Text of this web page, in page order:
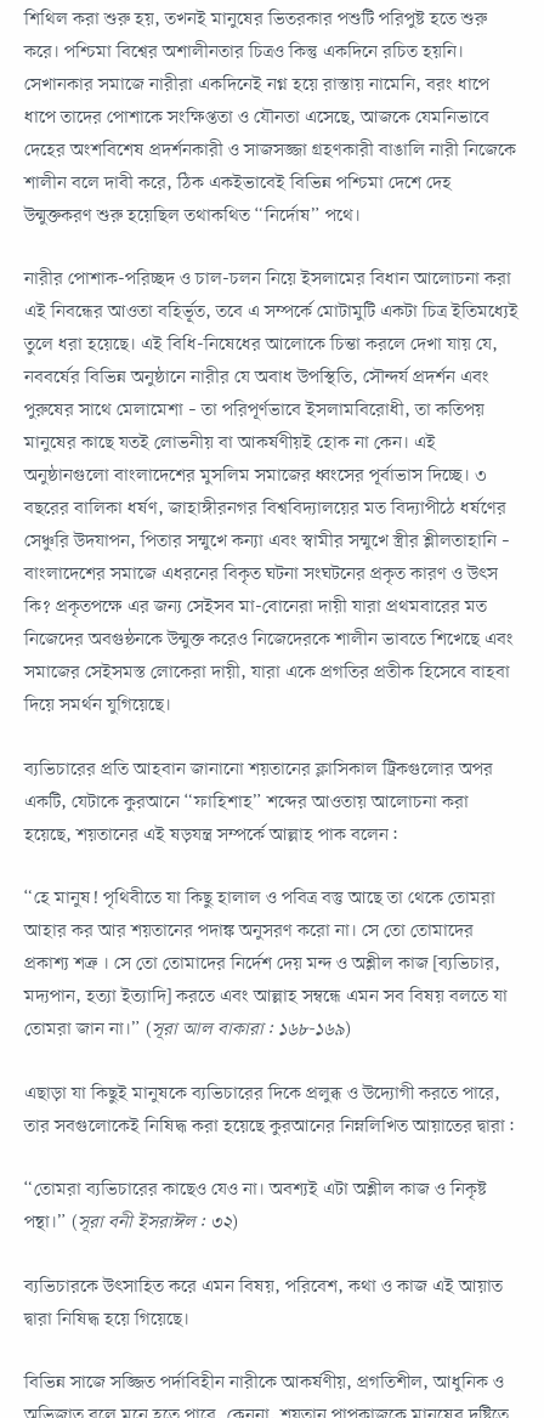
শিথিল করা শুরু হয়, তখনই মানুষের ভিতরকার পশুটি পরিপুষ্ট হতে শুরু
করে। পশ্চিমা বিশ্বের অশালীনতার চিত্রও কিন্তু একদিনে রচিত হয়নি।
সেখানকার সমাজে নারীরা একদিনেই নগ্ন হয়ে রাস্তায় নামেনি, বরং ধাপে
ধাপে তাদের পোশাকে সংক্ষিপ্ততা ও যৌনতা এসেছে, আজকে যেমনিভাবে
দেহের অংশবিশেষ প্রদর্শনকারী ও সাজসজ্জা গ্রহণকারী বাঙালি নারী নিজেকে
শালীন বলে দাবী করে, ঠিক একইভাবেই বিভিন্ন পশ্চিমা দেশে দেহ
উন্মুক্তকরণ শুরু হয়েছিল তথাকথিত “নির্দোষ” পথে।
নারীর পোশাক-পরিচ্ছদ ও চাল-চলন নিয়ে ইসলামের বিধান আলোচনা করা
এই নিবন্ধের আওতা বহির্ভূত, তবে এ সম্পর্কে মোটামুটি একটা চিত্র ইতিমধ্যেই
তুলে ধরা হয়েছে। এই বিধি-নিষেধের আলোকে চিন্তা করলে দেখা যায় যে,
নববর্ষের বিভিন্ন অনুষ্ঠানে নারীর যে অবাধ উপস্থিতি, সৌন্দর্য প্রদর্শন এবং
পুরুষের সাথে মেলামেশা – তা পরিপূর্ণভাবে ইসলামবিরোধী, তা কতিপয়
মানুষের কাছে যতই লোভনীয় বা আকর্ষণীয়ই হোক না কেন। এই
অনুষ্ঠানগুলো বাংলাদেশের মুসলিম সমাজের ধ্বংসের পূর্বাভাস দিচ্ছে। ৩
বছরের বালিকা ধর্ষণ, জাহাঙ্গীরনগর বিশ্ববিদ্যালয়ের মত বিদ্যাপীঠে ধর্ষণের
সেঞ্চুরি উদযাপন, পিতার সম্মুখে কন্যা এবং স্বামীর সম্মুখে স্ত্রীর শ্লীলতাহানি –
বাংলাদেশের সমাজে এধরনের বিকৃত ঘটনা সংঘটনের প্রকৃত কারণ ও উৎস
কি? প্রকৃতপক্ষে এর জন্য সেইসব মা-বোনেরা দায়ী যারা প্রথমবারের মত
নিজেদের অবগুন্ঠনকে উন্মুক্ত করেও নিজেদেরকে শালীন ভাবতে শিখেছে এবং
সমাজের সেইসমস্ত লোকেরা দায়ী, যারা একে প্রগতির প্রতীক হিসেবে বাহবা
দিয়ে সমর্থন যুগিয়েছে।
ব্যভিচারের প্রতি আহবান জানানো শয়তানের ক্লাসিকাল ট্রিকগুলোর অপর
একটি, যেটাকে কুরআনে “ফাহিশাহ” শব্দের আওতায় আলোচনা করা
হয়েছে, শয়তানের এই ষড়যন্ত্র সম্পর্কে আল্লাহ পাক বলেন:
“হে মানুষ! পৃথিবীতে যা কিছু হালাল ও পবিত্র বস্তু আছে তা থেকে তোমরা
আহার কর আর শয়তানের পদাঙ্ক অনুসরণ করো না। সে তো তোমাদের
প্রকাশ্য শত্রু । সে তো তোমাদের নির্দেশ দেয় মন্দ ও অশ্লীল কাজ [ব্যভিচার,
মদ্যপান, হত্যা ইত্যাদি] করতে এবং আল্লাহ সম্বন্ধে এমন সব বিষয় বলতে যা
তোমরা জান না।” (সূরা আল বাকারা: ১৬৮-১৬৯)
এছাড়া যা কিছুই মানুষকে ব্যভিচারের দিকে প্রলুব্ধ ও উদ্যোগী করতে পারে,
তার সবগুলোকেই নিষিদ্ধ করা হয়েছে কুরআনের নিম্নলিখিত আয়াতের দ্বারা:
“তোমরা ব্যভিচারের কাছেও যেও না। অবশ্যই এটা অশ্লীল কাজ ও নিকৃষ্ট
পন্থা।” (সূরা বনী ইসরাঈল: ৩২)
ব্যভিচারকে উৎসাহিত করে এমন বিষয়, পরিবেশ, কথা ও কাজ এই আয়াত
দ্বারা নিষিদ্ধ হয়ে গিয়েছে।
বিভিন্ন সাজে সজ্জিত পর্দাবিহীন নারীকে আকর্ষণীয়, প্রগতিশীল, আধুনিক ও